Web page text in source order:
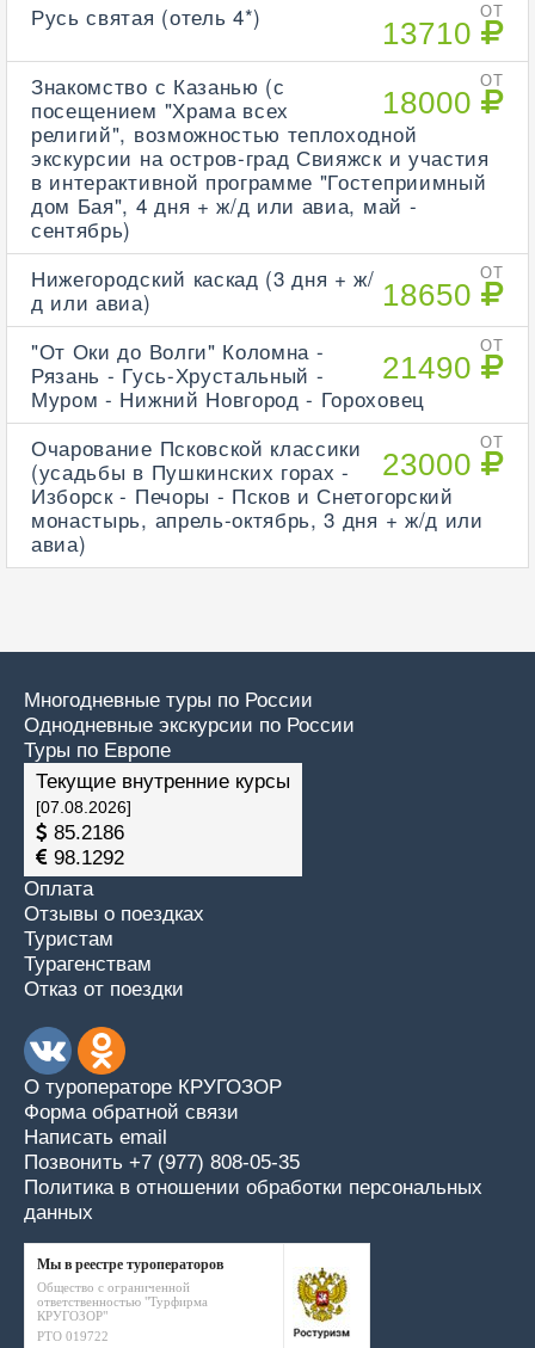
ОТ
13710
Русь святая (отель 4*)
ОТ
18000
Знакомство с Казанью (с
посещением "Храма всех
религий", возможностью теплоходной
экскурсии на остров-град Свияжск и участия
в интерактивной программе "Гостеприимный
дом Бая", 4 дня + ж/д или авиа, май -
сентябрь)
ОТ
18650
Нижегородский каскад (3 дня + ж/
д или авиа)
ОТ
21490
"От Оки до Волги" Коломна -
Рязань - Гусь-Хрустальный -
Муром - Нижний Новгород - Гороховец
ОТ
23000
Очарование Псковской классики
(усадьбы в Пушкинских горах -
Изборск - Печоры - Псков и Снетогорский
монастырь, апрель-октябрь, 3 дня + ж/д или
авиа)
Многодневные туры по России
Однодневные экскурсии по России
Туры по Европе
Текущие внутренние курсы
[07.08.2026]
85.2186
98.1292
Оплата
Отзывы о поездках
Туристам
Турагенствам
Отказ от поездки
О туроператоре КРУГОЗОР
Форма обратной связи
Написать email
Позвонить +7 (977) 808-05-35
Политика в отношении обработки персональных
данных
Мы в реестре туроператоров
Общество с ограниченной
ответственностью "Турфирма
КРУГОЗОР"
РТО 019722